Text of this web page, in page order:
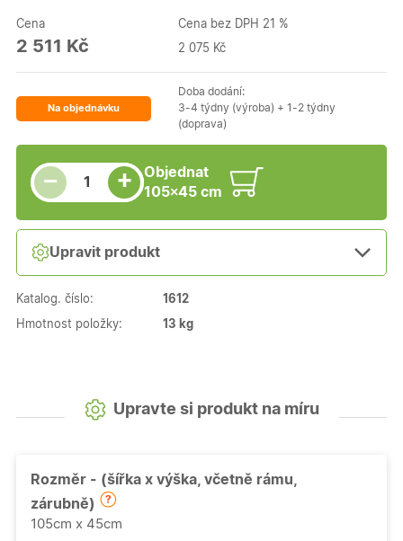
Cena
2 511 Kč
Cena bez DPH 21 %
2 075 Kč
Na objednávku
Doba dodání:
3-4 týdny (výroba) + 1-2 týdny
(doprava)
−
Snížit množství
Počet kusů +
Zvýšit množství
Objednat
105×45 cm
Upravit produkt
Katalog. číslo: 1612
Hmotnost položky: 13 kg
Upravte si produkt na míru
Rozměr - (šířka x výška, včetně rámu,
zárubně)
105cm x 45cm